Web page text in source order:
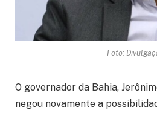
Foto:
O governador da Bahia,
negou novamente a